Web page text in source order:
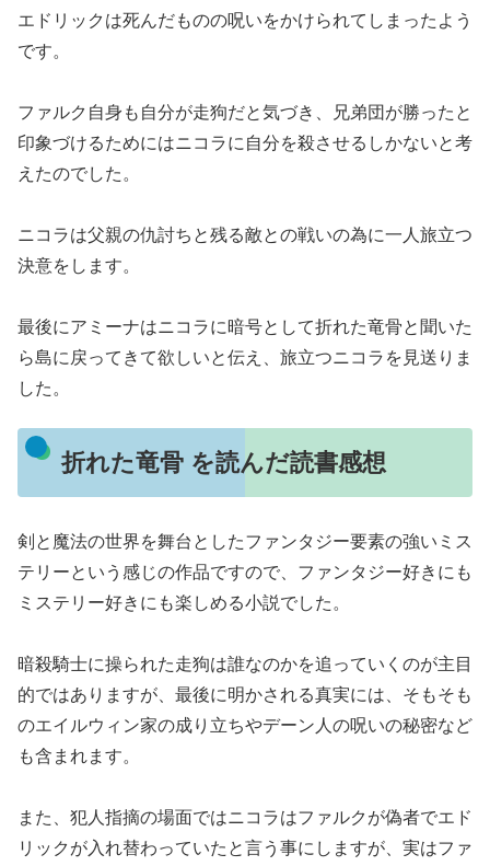
エドリックは死んだものの呪いをかけられてしまったよう
です。
ファルク自身も自分が走狗だと気づき、兄弟団が勝ったと
印象づけるためにはニコラに自分を殺させるしかないと考
えたのでした。
ニコラは父親の仇討ちと残る敵との戦いの為に一人旅立つ
決意をします。
最後にアミーナはニコラに暗号として折れた竜骨と聞いた
ら島に戻ってきて欲しいと伝え、旅立つニコラを見送りま
した。
折れた竜骨 を読んだ読書感想
剣と魔法の世界を舞台としたファンタジー要素の強いミス
テリーという感じの作品ですので、ファンタジー好きにも
ミステリー好きにも楽しめる小説でした。
暗殺騎士に操られた走狗は誰なのかを追っていくのが主目
的ではありますが、最後に明かされる真実には、そもそも
のエイルウィン家の成り立ちやデーン人の呪いの秘密など
も含まれます。
また、犯人指摘の場面ではニコラはファルクが偽者でエド
リックが入れ替わっていたと言う事にしますが、実はファ